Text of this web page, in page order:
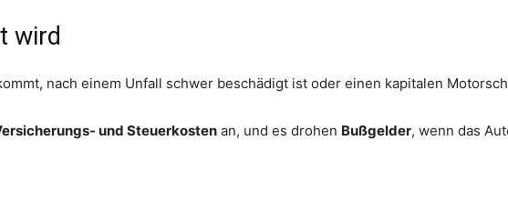
wird
nach einem Unfall schwer beschädigt ist oder einen kapitalen
und Steuerkosten an, und es drohen Bußgelder, wenn das